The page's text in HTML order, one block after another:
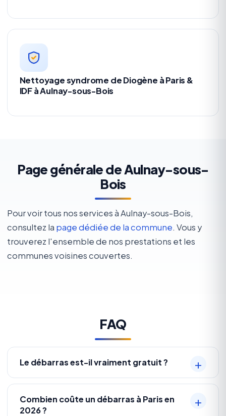
Nettoyage syndrome de Diogène à Paris &
IDF à Aulnay-sous-Bois
Page générale de Aulnay-sous-
Bois
Pour voir tous nos services à Aulnay-sous-Bois,
consultez la page dédiée de la commune. Vous y
trouverez l'ensemble de nos prestations et les
communes voisines couvertes.
FAQ
Le débarras est-il vraiment gratuit ?
Combien coûte un débarras à Paris en
2026 ?